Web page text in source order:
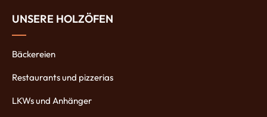
UNSERE HOLZÖFEN
Bäckereien
Restaurants und pizzerias
LKWs und Anhänger